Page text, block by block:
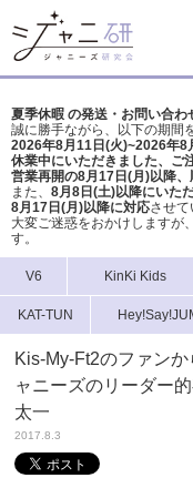
夏季休暇 の発送・お問い合わ
誠に勝手ながら、以下の期間
2026年8月11日(火)~2026年8
休業中にいただきました、ご
営業再開の8月17日(月)以降、
また、 8月8日(土)以降にいた
8月17日(月)以降に対応させて
大変ご迷惑をおかけしますが、
す。
V6 KinKi Kids
KAT-TUN
Kis-My-Ft2のファン
ャニーズのリーダー
太一
2017.8.3